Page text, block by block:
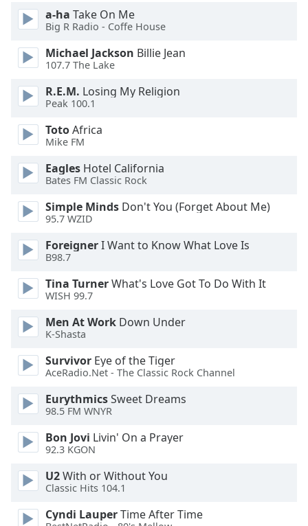
dialog
window.
Escape
cancel
and
close
Text
Color
Opacity
Text
Background
Background
Color
Opacity
Font
a-ha Take On Me
Big R Radio - Coffe House
Michael Jackson Billie Jean
107.7 The Lake
R.E.M. Losing My Religion
Peak 100.1
TotoAfrica
Mike FM
Eagles Hotel California
Bates FM Classic Rock
Simple Minds Don't You (Forget About Me)
95.7 WZID
ForeignerI Want to Know What Love Is
B98.7
Tina TurnerWhat's Love Got To Do With It
WISH 99.7
Men At Work Down Under
K-Shasta
Survivor Eye of the Tiger
AceRadio.Net - The Classic Rock Channel
EurythmicsSweet Dreams
98.5 FM WNYR
Bon Jovi Livin' On a Prayer
92.3 KGON
U2With or Without You
Classic Hits 104.1
Cyndi LauperTime After Time